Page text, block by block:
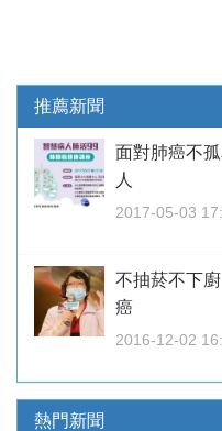
推薦新聞
面對肺癌不
人
2017-05-03
不抽菸不下
癌
2016-12-02
熱門新聞